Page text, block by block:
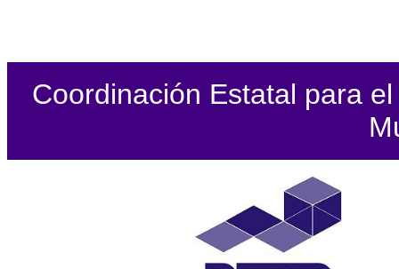
Coordinación Estatal para